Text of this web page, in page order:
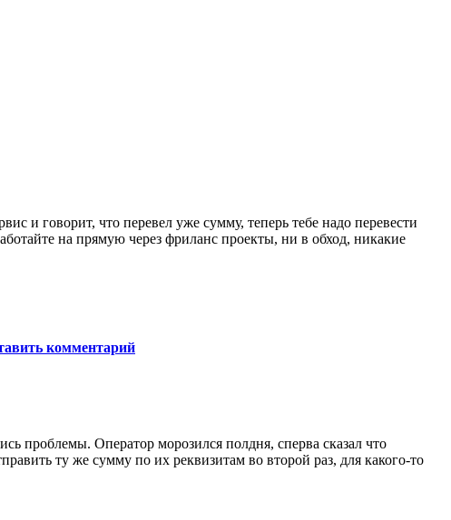
и говорит, что перевел уже сумму, теперь тебе надо перевести
на прямую через фриланс проекты, ни в обход, никакие
комментарий
проблемы. Оператор морозился полдня, сперва сказал что
ту же сумму по их реквизитам во второй раз, для какого-то